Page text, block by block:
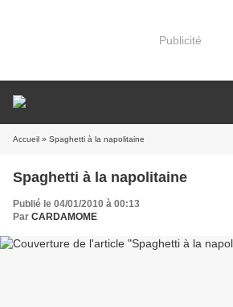
Publicité
Accueil » Spaghetti à la napolitaine
Spaghetti à la napolitaine
Publié le 04/01/2010 à 00:13
Par CARDAMOME